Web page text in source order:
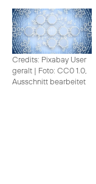
Credits: Pixabay User
geralt | Foto: CC0 1.0,
Ausschnitt bearbeitet